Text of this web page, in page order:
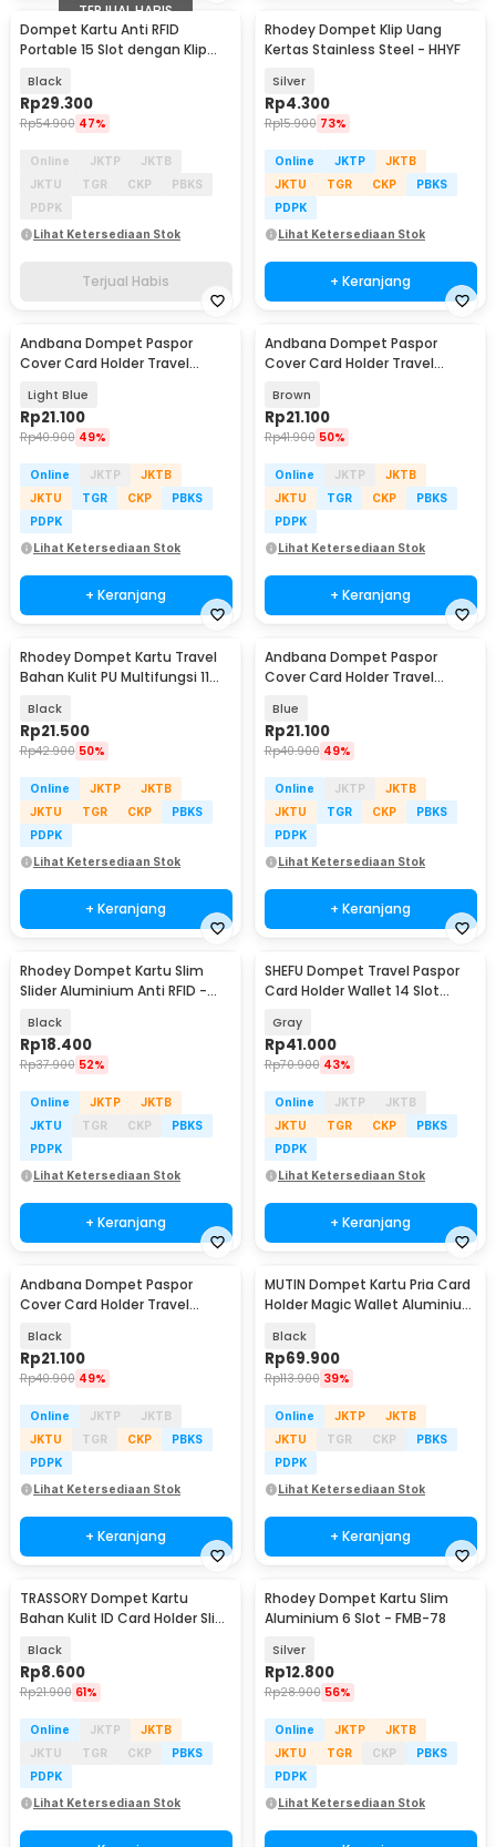
TERJUAL HABIS
Dompet Kartu Anti RFID
Portable 15 Slot dengan Klip
Black
Rp29.300
Rp54.900 47%
Online JKTP
JKTB
JKTU
TGR CKP
PBKS
PDPK
Lihat Ketersediaan Stok
Terjual Habis
Rhodey Dompet Klip Uang
Kertas Stainless Steel - HHYF
Silver
Rp4.300
Rp15.900 73%
Online JKTP
JKTB
JKTU
TGR CKP
PBKS
PDPK
Lihat Ketersediaan Stok
+ Keranjang
Andbana Dompet Paspor
Cover Card Holder Travel
Light Blue
Rp21.100
Rp40.900 49%
Online JKTP
JKTB
JKTU
TGR CKP
PBKS
PDPK
Lihat Ketersediaan Stok
+ Keranjang
Andbana Dompet Paspor
Cover Card Holder Travel
Brown
Rp21.100
Rp41.900 50%
Online JKTP
JKTB
JKTU
TGR CKP
PBKS
PDPK
Lihat Ketersediaan Stok
+ Keranjang
Rhodey Dompet Kartu Travel
Bahan Kulit PU Multifungsi 11
Black
Rp21.500
Rp42.900 50%
Online JKTP
JKTB
JKTU
TGR CKP
PBKS
PDPK
Lihat Ketersediaan Stok
+ Keranjang
Andbana Dompet Paspor
Cover Card Holder Travel
Blue
Rp21.100
Rp40.900 49%
Online JKTP
JKTB
JKTU
TGR CKP
PBKS
PDPK
Lihat Ketersediaan Stok
+ Keranjang
Rhodey Dompet Kartu Slim
Slider Aluminium Anti RFID -
Black
Rp18.400
Rp37.900 52%
Online JKTP
JKTB
JKTU
TGR CKP
PBKS
PDPK
Lihat Ketersediaan Stok
+ Keranjang
SHEFU Dompet Travel Paspor
Card Holder Wallet 14 Slot
Gray
Rp41.000
Rp70.900 43%
Online JKTP
JKTB
JKTU
TGR CKP
PBKS
PDPK
Lihat Ketersediaan Stok
+ Keranjang
Andbana Dompet Paspor
Cover Card Holder Travel
Black
Rp21.100
Rp40.900 49%
Online JKTP
JKTB
JKTU
TGR CKP
PBKS
PDPK
Lihat Ketersediaan Stok
+ Keranjang
MUTIN Dompet Kartu Pria Card
Holder Magic Wallet Aluminium
Black
Rp69.900
Rp113.900 39%
Online JKTP
JKTB
JKTU
TGR CKP
PBKS
PDPK
Lihat Ketersediaan Stok
+ Keranjang
TRASSORY Dompet Kartu
Bahan Kulit ID Card Holder Slim
Black
Rp8.600
Rp21.900 61%
Online JKTP
JKTB
JKTU
TGR CKP
PBKS
PDPK
Lihat Ketersediaan Stok
Rhodey Dompet Kartu Slim
Aluminium 6 Slot - FMB-78
Silver
Rp12.800
Rp28.900 56%
Online JKTP
JKTB
JKTU
TGR CKP
PBKS
PDPK
Lihat Ketersediaan Stok